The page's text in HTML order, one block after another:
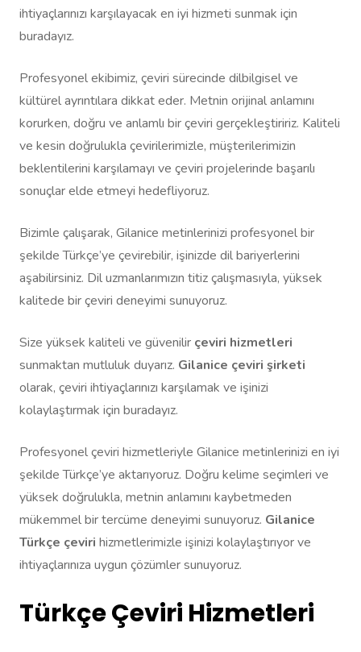
ihtiyaçlarınızı karşılayacak en iyi hizmeti sunmak için
buradayız.
Profesyonel ekibimiz, çeviri sürecinde dilbilgisel ve
kültürel ayrıntılara dikkat eder. Metnin orijinal anlamını
korurken, doğru ve anlamlı bir çeviri gerçekleştiririz. Kaliteli
ve kesin doğrulukla çevirilerimizle, müşterilerimizin
beklentilerini karşılamayı ve çeviri projelerinde başarılı
sonuçlar elde etmeyi hedefliyoruz.
Bizimle çalışarak, Gilanice metinlerinizi profesyonel bir
şekilde Türkçe’ye çevirebilir, işinizde dil bariyerlerini
aşabilirsiniz. Dil uzmanlarımızın titiz çalışmasıyla, yüksek
kalitede bir çeviri deneyimi sunuyoruz.
Size yüksek kaliteli ve güvenilir çeviri hizmetleri
sunmaktan mutluluk duyarız. Gilanice çeviri şirketi
olarak, çeviri ihtiyaçlarınızı karşılamak ve işinizi
kolaylaştırmak için buradayız.
Profesyonel çeviri hizmetleriyle Gilanice metinlerinizi en iyi
şekilde Türkçe’ye aktarıyoruz. Doğru kelime seçimleri ve
yüksek doğrulukla, metnin anlamını kaybetmeden
mükemmel bir tercüme deneyimi sunuyoruz. Gilanice
Türkçe çeviri hizmetlerimizle işinizi kolaylaştırıyor ve
ihtiyaçlarınıza uygun çözümler sunuyoruz.
Türkçe Çeviri Hizmetleri